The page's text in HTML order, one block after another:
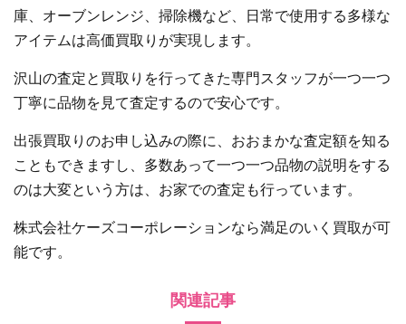
庫、オーブンレンジ、掃除機など、日常で使用する多様な
アイテムは高価買取りが実現します。
沢山の査定と買取りを行ってきた専門スタッフが一つ一つ
丁寧に品物を見て査定するので安心です。
出張買取りのお申し込みの際に、おおまかな査定額を知る
こともできますし、多数あって一つ一つ品物の説明をする
のは大変という方は、お家での査定も行っています。
株式会社ケーズコーポレーションなら満足のいく買取が可
能です。
関連記事